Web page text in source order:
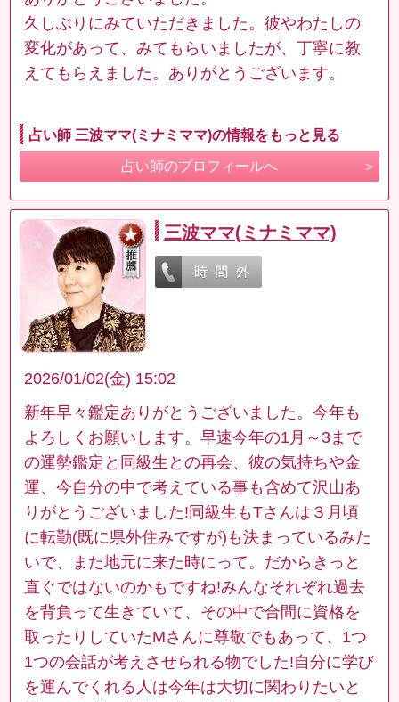
久しぶりにみていただきました。彼やわたしの
変化があって、みてもらいましたが、丁寧に教
えてもらえました。ありがとうございます。
占い師 三波ママ(ミナミママ)の情報をもっと見る
占い師のプロフィールへ
三波ママ(ミナミママ)
2026/01/02(金) 15:02
新年早々鑑定ありがとうございました。今年も
よろしくお願いします。早速今年の1月～3まで
の運勢鑑定と同級生との再会、彼の気持ちや金
運、今自分の中で考えている事も含めて沢山あ
りがとうございました!同級生もTさんは３月頃
に転勤(既に県外住みですが)も決まっているみた
いで、また地元に来た時にって。だからきっと
直ぐではないのかもですね!みんなそれぞれ過去
を背負って生きていて、その中で合間に資格を
取ったりしていたMさんに尊敬でもあって、1つ
1つの会話が考えさせられる物でした!自分に学び
を運んでくれる人は今年は大切に関わりたいと